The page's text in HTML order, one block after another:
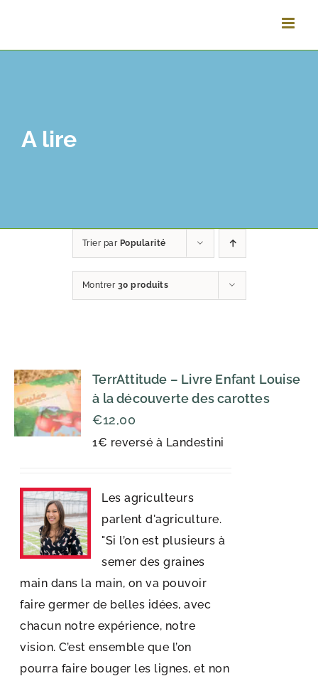
contenuto
A lire
Trier par Popularité
Montrer 30 produits
TerrAttitude – Livre Enfant Louise
à la découverte des carottes
1€ reversé à Landestini
€12,00
Les agriculteurs
parlent d'agriculture.
"Si l’on est plusieurs à
semer des graines
main dans la main, on va pouvoir
faire germer de belles idées, avec
chacun notre expérience, notre
vision. C’est ensemble que l’on
pourra faire bouger les lignes, et non